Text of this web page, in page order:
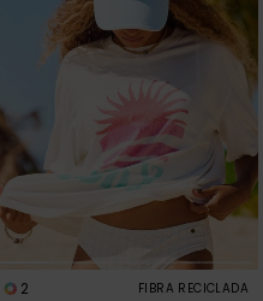
2 FIBRA RECICLADA